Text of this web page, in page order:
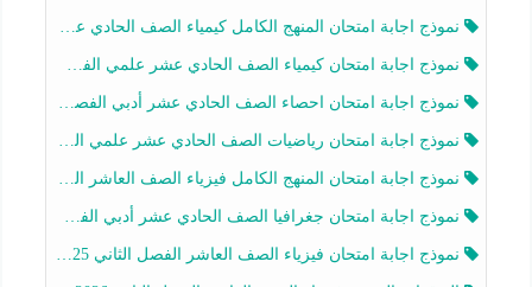
نموذج اجابة امتحان المنهج الكامل كيمياء الصف الحادي عشر علمي الفصل الثاني 2025-2026
نموذج اجابة امتحان كيمياء الصف الحادي عشر علمي الفصل الثاني 2025-2026
نموذج اجابة امتحان احصاء الصف الحادي عشر أدبي الفصل الثاني 2025-2026
نموذج اجابة امتحان رياضيات الصف الحادي عشر علمي الفصل الثاني 2025-2026
نموذج اجابة امتحان المنهج الكامل فيزياء الصف العاشر الفصل الثاني 2025-2026
نموذج اجابة امتحان جغرافيا الصف الحادي عشر أدبي الفصل الثاني 2025-2026
نموذج اجابة امتحان فيزياء الصف العاشر الفصل الثاني 2025-2026